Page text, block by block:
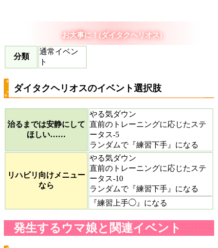
お大事に！(ダイタクヘリオス)
分類
通常イベン
ト
ダイタクヘリオスのイベント選択肢
治るまでは安静にして
ほしい……
やる気ダウン
直前のトレーニングに応じたステ
ータス-5
ランダムで『練習下手』になる
リハビリ向けメニュー
なら
やる気ダウン
直前のトレーニングに応じたステ
ータス-10
ランダムで『練習下手』になる
『練習上手◯』になる
発生するウマ娘と関連イベント